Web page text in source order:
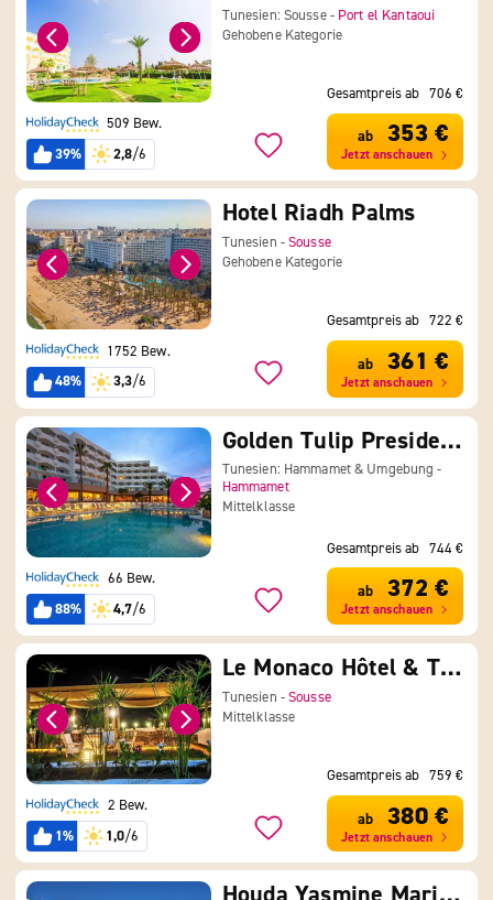
Tunesien: Sousse - Port el Kantaoui
Gehobene Kategorie
509 Bew.
39%
2,8/6
Gesamtpreis ab 706 €
ab 353 €
Jetzt anschauen
Hotel Riadh Palms
Tunesien -Sousse
Gehobene Kategorie
1752 Bew.
48%
3,3/6
Gesamtpreis ab 722 €
ab 361 €
Jetzt anschauen
Golden Tulip President Hammamet
Tunesien: Hammamet & Umgebung -
Hammamet
Mittelklasse
66 Bew.
88%
4,7/6
Gesamtpreis ab 744 €
ab 372 €
Jetzt anschauen
Le Monaco Hôtel & Thalasso
Tunesien -Sousse
Mittelklasse
2 Bew.
1%
1,0/6
Gesamtpreis ab 759 €
ab 380 €
Jetzt anschauen